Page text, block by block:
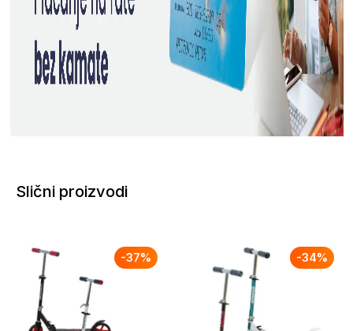
Slični proizvodi
-37% -34%